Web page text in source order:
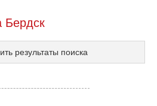
Бердск
результаты поиска